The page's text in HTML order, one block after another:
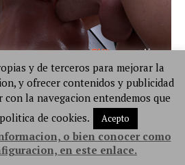
y de terceros para mejorar la
y ofrecer contenidos y publicidad
la navegacion entendemos que
de cookies.
Acepto
o bien conocer como
en este enlace.